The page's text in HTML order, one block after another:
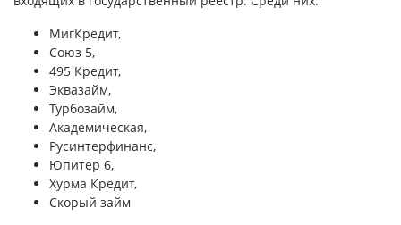
МигКредит,
Союз 5,
495 Кредит,
Эквазайм,
Турбозайм,
Академическая,
Русинтерфинанс,
Юпитер 6,
Хурма Кредит,
Скорый займ